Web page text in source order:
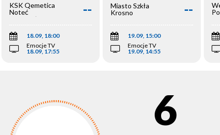
KSK Qemetica
Noteć
Inowrocław
--
18.09, 18:00
Emocje TV
18.09, 17:55
Miasto Szkła
Krosno
--
19.09, 15:00
Emocje TV
19.09, 14:55
6